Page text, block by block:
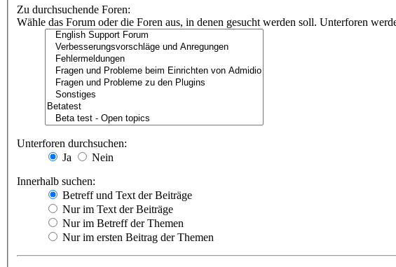
Zu durchsuchende Foren:
Wähle das Forum oder die Foren aus, in denen gesucht werden soll. Unterforen
Unterforen durchsuchen:
Ja
Nein
Innerhalb suchen:
Betreff und Text der Beiträge
Nur im Text der Beiträge
Nur im Betreff der Themen
Nur im ersten Beitrag der Themen